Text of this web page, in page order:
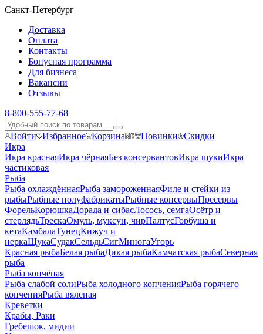
Санкт-Петербург
Доставка
Оплата
Контакты
Бонусная программа
Для бизнеса
Вакансии
Отзывы
8-800-555-77-68
Войти Избранное Корзина Новинки Скидки
Икра
Икра краснаяИкра чёрнаяБез консервантовИкра щукиИкра
частиковая
Рыба
Рыба охлаждённаяРыба замороженнаяФиле и стейки из
рыбыРыбные полуфабрикатыРыбные консервыПресервы
ФорельКорюшкаДорада и сибасЛосось, семгаОсётр и
стерлядьТрескаОмуль, муксун, чирПалтусГорбуша и
кетаКамбалаТунецКижуч и
неркаЩукаСудакСельдьСигМиногаУгорь
Красная рыбаБелая рыбаДикая рыбаКамчатская рыбаСеверная
рыба
Рыба копчёная
Рыба слабой солиРыба холодного копченияРыба горячего
копченияРыба вяленая
Креветки
Крабы, Раки
Гребешок, мидии